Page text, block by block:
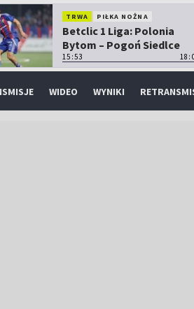
TRWA PIŁKA NOŻNA
Betclic 1 Liga: Polonia
Bytom – Pogoń Siedlce
15:53
WIDEO WYNIKI